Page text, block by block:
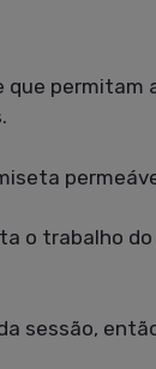
permitam
o trabalho
sessão,